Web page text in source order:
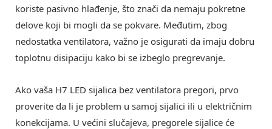
koriste pasivno hlađenje, što znači da nemaju pokretne
delove koji bi mogli da se pokvare. Međutim, zbog
nedostatka ventilatora, važno je osigurati da imaju dobru
toplotnu disipaciju kako bi se izbeglo pregrevanje.
Ako vaša H7 LED sijalica bez ventilatora pregori, prvo
proverite da li je problem u samoj sijalici ili u električnim
konekcijama. U većini slučajeva, pregorele sijalice će